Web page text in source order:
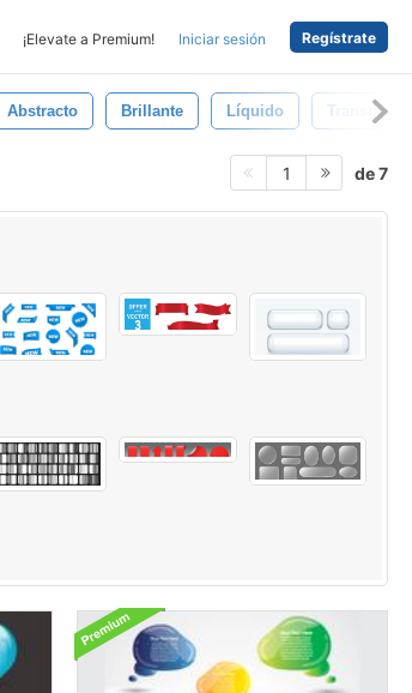
¡Elevate a Premium! Iniciar sesión Regístrate
Abstracto Brillante Líquido
1 de 7